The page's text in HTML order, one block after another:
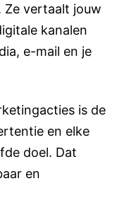
Ze vertaalt jouw
kanalen
e-mail en je
is de
en elke
doel. Dat
en